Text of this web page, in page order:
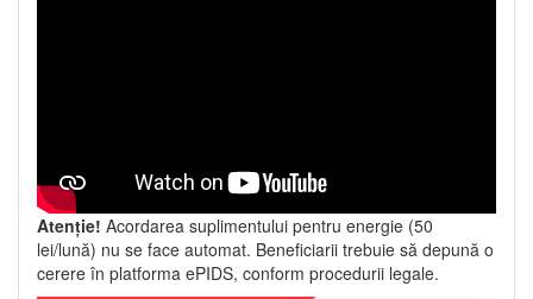
Atenție! Acordarea suplimentului pentru energie (50
lei/lună) nu se face automat. Beneficiarii trebuie să depună o
cerere în platforma ePIDS, conform procedurii legale.